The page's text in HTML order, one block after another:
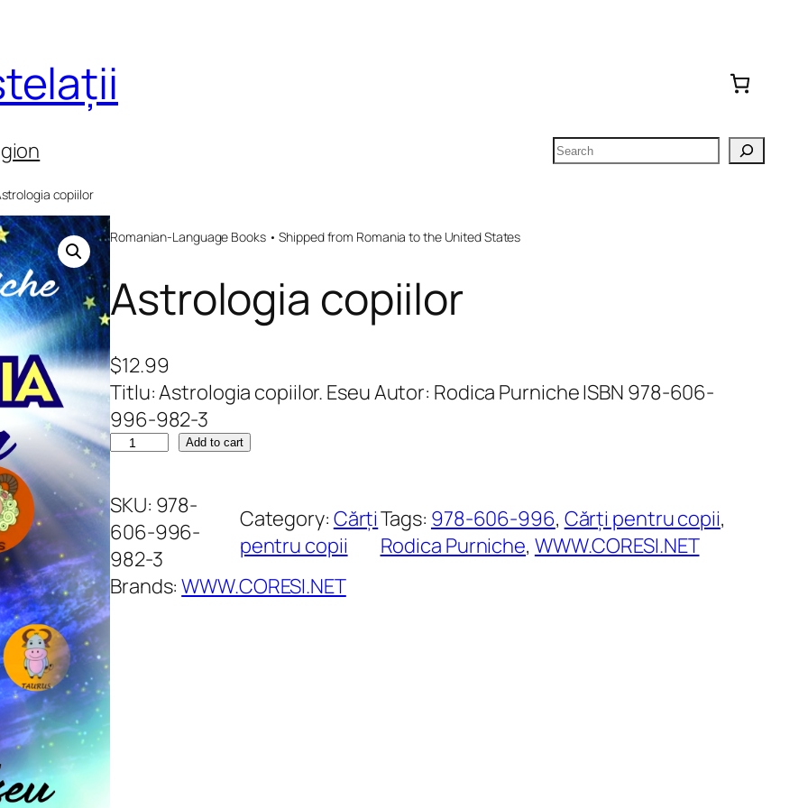
Search
copiilor
Romanian-Language Books • Shipped from Romania to the United States
Astrologia copiilor
$12.99
Titlu: Astrologia copiilor. Eseu Autor: Rodica Purniche ISBN 978-606-
996-982-3
A
t
r
o
l
o
a
Add to cart
SKU: 978-
606-996-
982-3
Category: Cărți
pentru copii
Tags: 978-606-996, Cărți pentru copii
Rodica Purniche, WWW.CORESI.NET
Brands:WWW.CORESI.NET